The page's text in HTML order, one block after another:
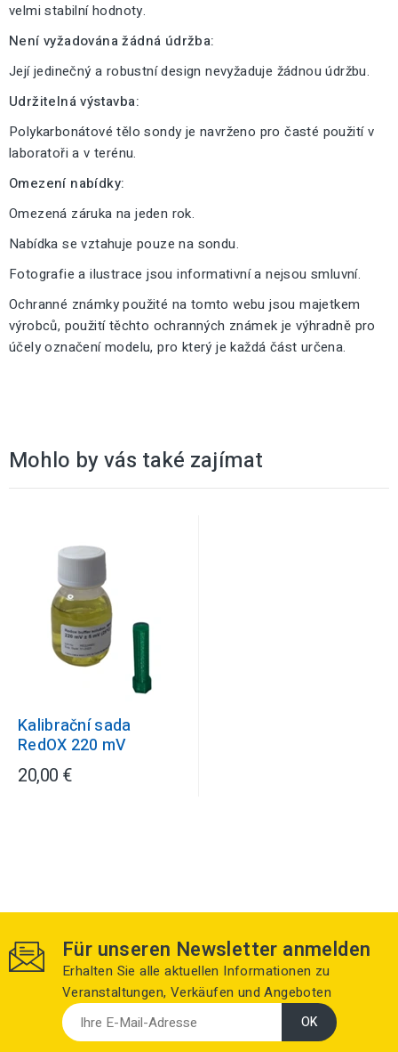
velmi stabilní hodnoty.
Není vyžadována žádná údržba:
Její jedinečný a robustní design nevyžaduje žádnou údržbu.
Udržitelná výstavba:
Polykarbonátové tělo sondy je navrženo pro časté použití v
laboratoři a v terénu.
Omezení nabídky:
Omezená záruka na jeden rok.
Nabídka se vztahuje pouze na sondu.
Fotografie a ilustrace jsou informativní a nejsou smluvní.
Ochranné známky použité na tomto webu jsou majetkem
výrobců, použití těchto ochranných známek je výhradně pro
účely označení modelu, pro který je každá část určena.
Mohlo by vás také zajímat
Kalibrační sada
RedOX 220 mV
20,00 €
Für unseren Newsletter anmelden
Erhalten Sie alle aktuellen Informationen zu
Veranstaltungen, Verkäufen und Angeboten